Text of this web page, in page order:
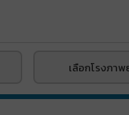
เลือกโรงภา